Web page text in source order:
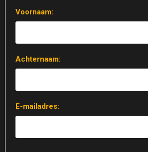
Voornaam:
Achternaam:
E-mailadres: